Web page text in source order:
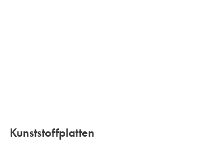
Kunststoffplatten